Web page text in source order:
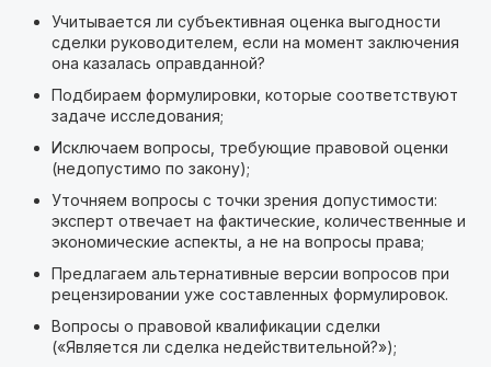
Учитывается ли субъективная оценка выгодности
сделки руководителем, если на момент заключения
она казалась оправданной?
Подбираем формулировки, которые соответствуют
задаче исследования;
Исключаем вопросы, требующие правовой оценки
(недопустимо по закону);
Уточняем вопросы с точки зрения допустимости:
эксперт отвечает на фактические, количественные и
экономические аспекты, а не на вопросы права;
Предлагаем альтернативные версии вопросов при
рецензировании уже составленных формулировок.
Вопросы о правовой квалификации сделки
(«Является ли сделка недействительной?»);